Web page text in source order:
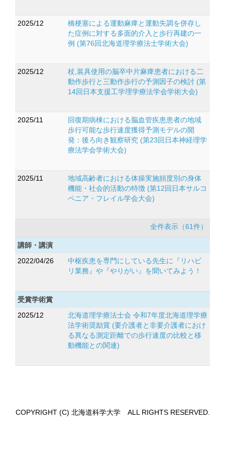
2025/12
橋梗塞による運動麻痺と運動失調を併存し
た症例に対する多面的介入と歩行再建の一
例 (第76回北海道理学療法士学術大会)
2025/12
杖,装具使用の脳卒中片麻痺患者における二
動作歩行と三動作歩行の予測因子の検討 (第
14回日本支援工学理学療法学会学術大会)
2025/11
回復期病棟における脳血管疾患患者の地域
歩行可能な歩行速度獲得予測モデルの開
発：後ろ向き観察研究 (第23回日本神経理学
療法学会学術大会)
2025/11
地域高齢者における体操実施頻度別の身体
機能・社会的活動の特徴 (第12回日本サルコ
ペニア・フレイル学会大会)
全件表示（61件）
講師・講演
2022/04/26
中枢疾患を専門にしている先生に『リハビ
リ業務』や『やりがい』を聞いてみよう！
受賞学術賞
2025/12
北海道理学療法士会 令和7年度北海道理学療
法学術奨励賞 (要介護者と非要介護者におけ
る異なる測定距離での歩行速度の比較と移
動機能との関連)
COPYRIGHT (C) 北海道科学大学 ALL RIGHTS RESERVED.